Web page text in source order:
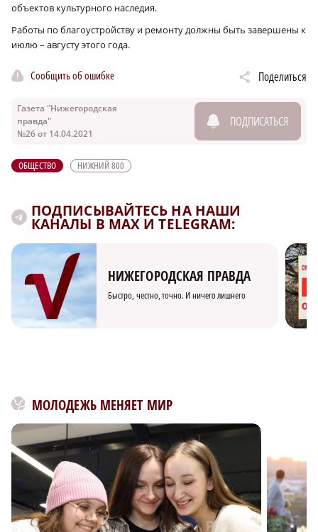
объектов культурного наследия.
Работы по благоустройству и ремонту должны быть завершены к
июлю – августу этого года.
Сообщить об ошибке Поделиться
Газета "Нижегородская
правда"
№26 от 14.04.2021
ПОДПИСАТЬСЯ
ОБЩЕСТВО НИЖНИЙ 800
ПОДПИСЫВАЙТЕСЬ НА НАШИ
КАНАЛЫ В MAX И TELEGRAM:
НИЖЕГОРОДСКАЯ ПРАВДА
Быстро, честно, точно. И ничего лишнего
МОЛОДЕЖЬ МЕНЯЕТ МИР